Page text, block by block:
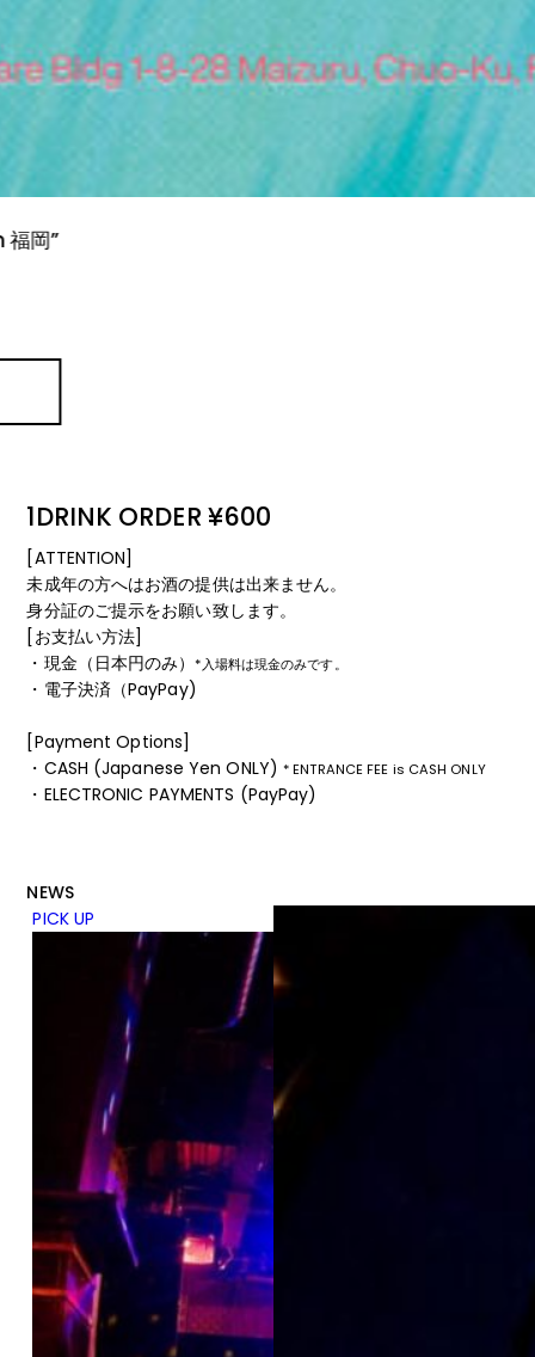
1DRINK ORDER ¥600
[ATTENTION]
未成年の方へはお酒の提供は出来ません。
身分証のご提示をお願い致します。
[お支払い方法]
・現金（日本円のみ）*入場料は現金のみです。
・電子決済（PayPay)
[Payment Options]
・CASH (Japanese Yen ONLY)* ENTRANCE FEE is CASH ONLY
・ELECTRONIC PAYMENTS (PayPay)
NEWS
PICK UP